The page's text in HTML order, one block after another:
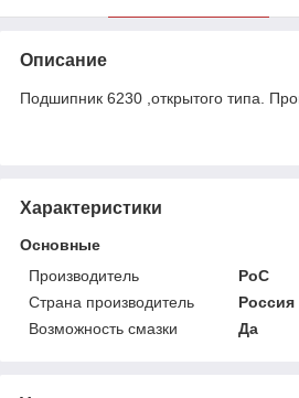
Описание
Подшипник 6230 ,открытого типа.
Характеристики
Основные
Производитель
РоС
Страна производитель
Россия
Возможность смазки
Да